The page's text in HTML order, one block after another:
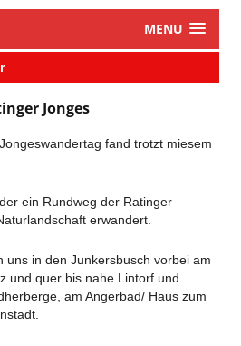
MENU
Jonges
fand trotzt miesem
ein Rundweg der Ratinger
erwandert.
uns in den Junkersbusch vorbei am
und quer bis nahe Lintorf und
am Angerbad/ Haus zum